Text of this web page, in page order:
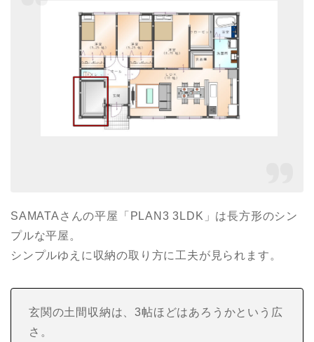
SAMATAさんの平屋「PLAN3 3LDK」は長方形のシン
プルな平屋。
シンプルゆえに収納の取り方に工夫が見られます。
玄関の土間収納は、3帖ほどはあろうかという広
さ。